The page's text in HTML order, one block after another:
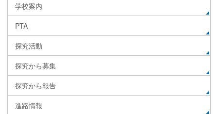
学校案内
PTA
探究活動
探究から募集
探究から報告
進路情報